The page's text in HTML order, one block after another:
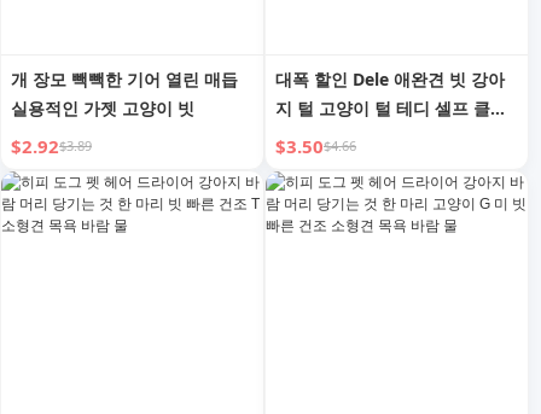
개 장모 빽빽한 기어 열린 매듭
실용적인 가젯 고양이 빗
$2.92$3.89
대폭 할인 Dele 애완견 빗 강아
지 털 고양이 털 테디 셀프 클리
닝 마사지 스틸 니들 빗 애완용
품
$3.50$4.66